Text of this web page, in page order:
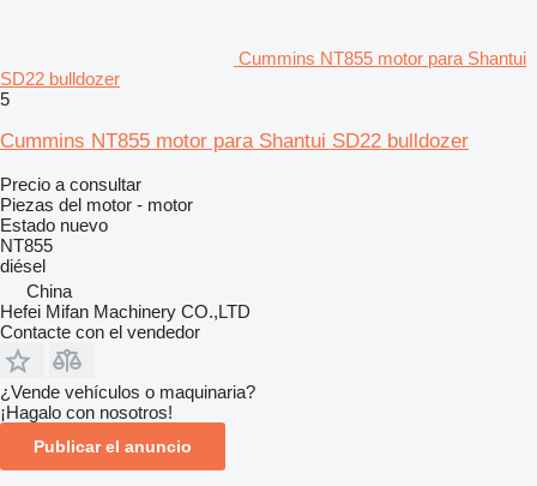
Cummins NT855 motor para Shantui
SD22 bulldozer
5
Cummins NT855 motor para Shantui SD22 bulldozer
Precio a consultar
Piezas del motor - motor
Estado nuevo
NT855
diésel
China
Hefei Mifan Machinery CO.,LTD
Contacte con el vendedor
¿Vende vehículos o maquinaria?
¡Hagalo con nosotros!
Publicar el anuncio